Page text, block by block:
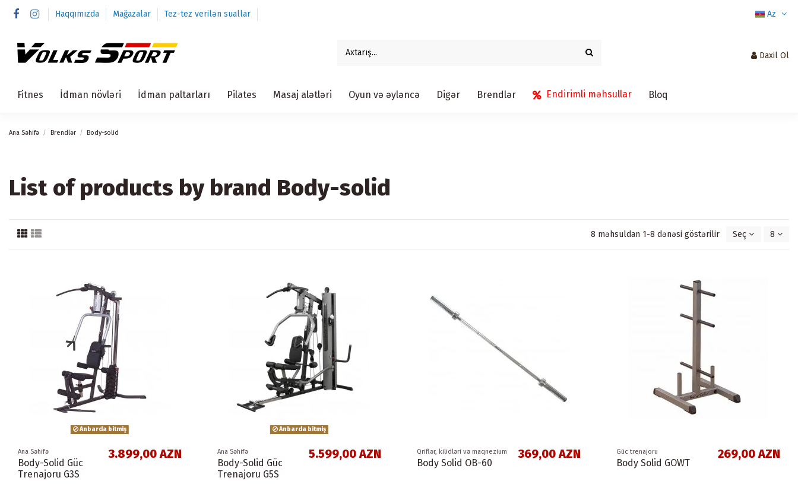
Haqqımızda Mağazalar Tez-tez verilən suallar Az
Daxil Ol
Fitnes İdman növləri İdman paltarları Pilates Masaj alətləri Oyun və əyləncə Digər Brendlər Endirimli məhsullar Bloq
Ana Səhifə Brendlər Body-solid
List of products by brand Body-solid
8 məhsuldan 1-8 dənəsi göstərilir Seç 8
Anbarda bitmiş
Ana Səhifə
Body-Solid Güc
Trenajoru G3S
3.899,00 AZN
Anbarda bitmiş
Ana Səhifə
Body-Solid Güc
Trenajoru G5S
5.599,00 AZN Qriflər, kilidləri və maqnezium
Body Solid OB-60
369,00 AZN Güc trenajoru
Body Solid GOWT
269,00 AZN